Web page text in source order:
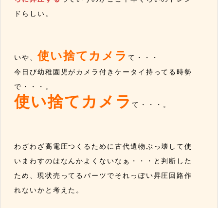
ドらしい。
いや、使い捨てカメラて・・・
今日び幼稚園児がカメラ付きケータイ持ってる時勢
で・・・。
使い捨てカメラて・・・。
わざわざ高電圧つくるために古代遺物ぶっ壊して使
いまわすのはなんかよくないなぁ・・・と判断した
ため、現状売ってるパーツでそれっぽい昇圧回路作
れないかと考えた。